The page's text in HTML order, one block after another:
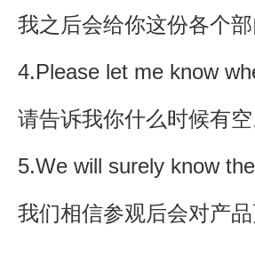
我之后会给你这份各个部
4.Please let me know
请告诉我你什么时候有空
5.We will surely know
我们相信参观后会对产品